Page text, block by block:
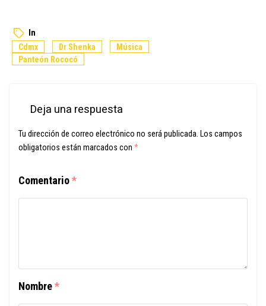
In
Cdmx Dr Shenka
Música
Panteón Rococó
Deja una respuesta
Tu dirección de correo electrónico no será publicada. Los campos
obligatorios están marcados con *
Comentario*
Nombre*